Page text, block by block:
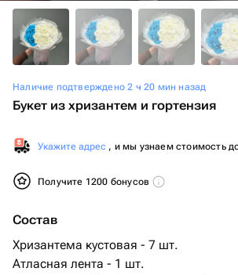
Наличие подтверждено 2 ч 20 мин назад
Букет из хризантем и гортензия ️
Укажите адрес , и мы узнаем стоимость
Получите 1200 бонусов
Состав
Хризантема кустовая - 7 шт.
Атласная лента - 1 шт.